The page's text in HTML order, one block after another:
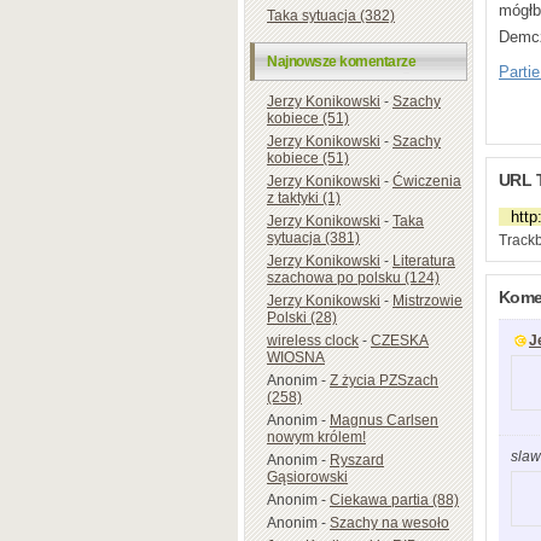
Taka sytuacja (382)
Najnowsze komentarze
Jerzy Konikowski-Szachy
kobiece (51)
Jerzy Konikowski-Szachy
kobiece (51)
Jerzy Konikowski-Ćwiczenia
z taktyki (1)
Jerzy Konikowski-Taka
sytuacja (381)
Jerzy Konikowski-Literatura
szachowa po polsku (124)
Jerzy Konikowski-Mistrzowie
Polski (28)
wireless clock-CZESKA
WIOSNA
Anonim-Z życia PZSzach
(258)
Anonim-Magnus Carlsen
nowym królem!
Anonim-Ryszard
Gąsiorowski
Anonim-Ciekawa partia (88)
Anonim-Szachy na wesoło
URL